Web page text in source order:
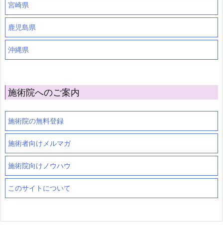
宮崎県
鹿児島県
沖縄県
施術院へのご案内
施術院の無料登録
施術者向けメルマガ
施術院向けノウハウ
このサイトについて